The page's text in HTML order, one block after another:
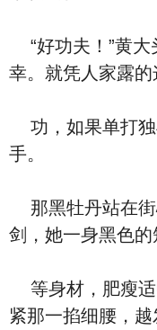
“好功夫！”黄大
幸。就凭人家露的
功，如果单打独
手。
那黑牡丹站在街
剑，她一身黑色的
等身材，肥瘦适
紧那一掐细腰，